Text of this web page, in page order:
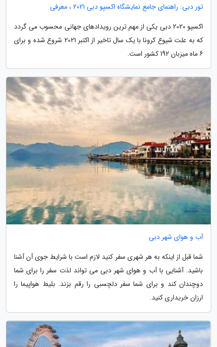
تور دبی: راهنمای جامع نمایشگاه اکسپو دبی 2021 ، معرفی
اکسپو 2020 دبی یکی از مهم ترین رویدادهای جهانی محسوب می گردد
که به علت شیوع کرونا با یک سال تاخیر از اکتبر 2021 شروع شده و برای
6 ماه میزبان 192 کشور است.
آب و هوای شهر دبی
شما قبل از اینکه به هر شهری سفر کنید لازم است با شرایط جوی آن آشنا
باشید. آشنایی با آب و هوای شهر دبی می تواند لذت سفر را برای شما
دوچندان کند و برای شما سفر دلچسبی را رقم بزند. بلیط هواپیما را
ارزان خریداری کنید.